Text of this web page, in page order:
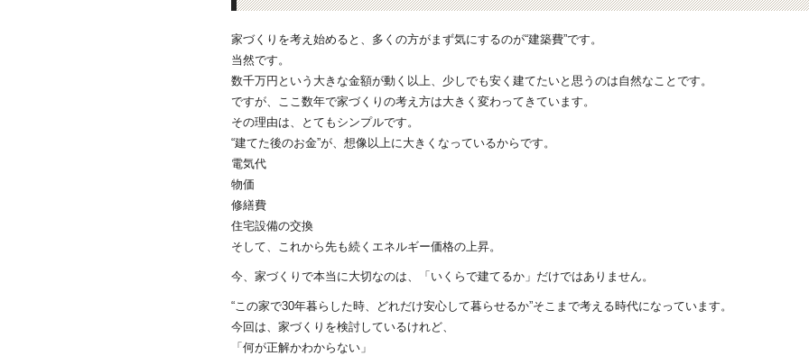
家づくりを考え始めると、多くの方がまず気にするのが“建築費”です。
当然です。
数千万円という大きな金額が動く以上、少しでも安く建てたいと思うのは自然なことです。
ですが、ここ数年で家づくりの考え方は大きく変わってきています。
その理由は、とてもシンプルです。
“建てた後のお金”が、想像以上に大きくなっているからです。
電気代
物価
修繕費
住宅設備の交換
そして、これから先も続くエネルギー価格の上昇。
今、家づくりで本当に大切なのは、「いくらで建てるか」だけではありません。
“この家で30年暮らした時、どれだけ安心して暮らせるか”そこまで考える時代になっています。
今回は、家づくりを検討しているけれど、
「何が正解かわからない」